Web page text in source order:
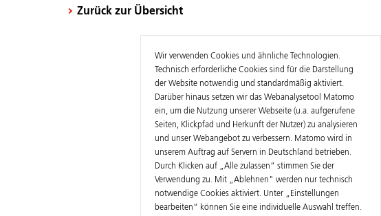
Zurück zur Übersicht
Wir verwenden Cookies und ähnliche Technologien.
Technisch erforderliche Cookies sind für die Darstellung
der Website notwendig und standardmäßig aktiviert.
Darüber hinaus setzen wir das Webanalysetool Matomo
ein, um die Nutzung unserer Webseite (u.a. aufgerufene
Seiten, Klickpfad und Herkunft der Nutzer) zu analysieren
und unser Webangebot zu verbessern. Matomo wird in
unserem Auftrag auf Servern in Deutschland betrieben.
Durch Klicken auf „Alle zulassen“ stimmen Sie der
Verwendung zu. Mit „Ablehnen" werden nur technisch
notwendige Cookies aktiviert. Unter „Einstellungen
bearbeiten“ können Sie eine individuelle Auswahl treffen.